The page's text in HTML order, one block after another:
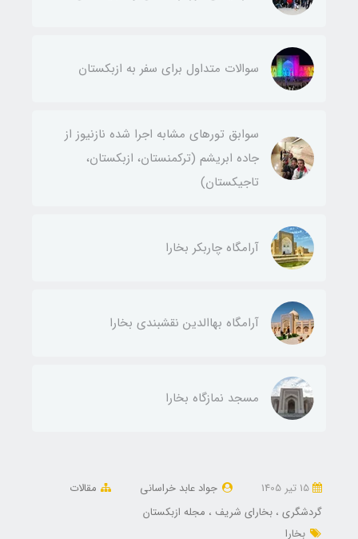
سوالات متداول برای سفر به ازبکستان
سوابق تورهای مشابه اجرا شده نازنیوز از
جاده ابریشم (ترکمنستان، ازبکستان،
تاجیکستان)
آرامگاه چاربکر بخارا
آرامگاه بهاالدین نقشبندی بخارا
مسجد نمازگاه بخارا
جواد عابد خراسانی
مقالات
گردشگری بخارای شریف
مجله ازبکستان
بخارا